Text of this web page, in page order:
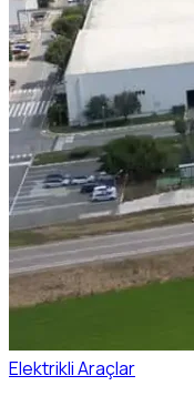
Elektrikli Araçlar